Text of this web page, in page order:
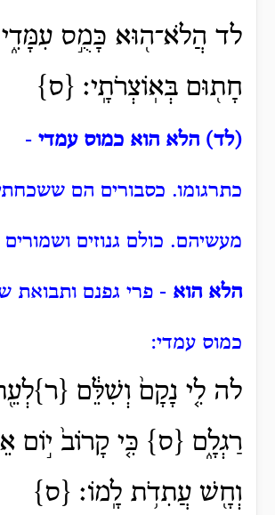
לד הֲלֹא־ה֖וּא כָּמֻ֣ס
חָת֖וּם בְּאֽוֹצְרֹתָֽי׃ {ס}
(לד) הלא הוא כמוס עמדי -
כתרגומו. כסבורים הם
מעשיהם. כולם גנוזים ושמורים
הלא הוא - פרי גפנם ותבואת
כמוס עמדי:
לה לִ֤י נָקָם֙ וְשִׁלֵּ֔ם
רַגְלָ֑ם {ס} כִּ֤י קָרוֹב֙ י֣וֹם
וְחָ֖שׁ עֲתִדֹ֥ת לָֽמוֹ׃ {ס}